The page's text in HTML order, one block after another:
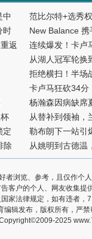
中
时
返
定
除
范比尔特+选秀
New Balance
连续爆发！卡卢
从湖人冠军轮换
拒绝横扫！半场
卡卢马狂砍34分
杨瀚森因病缺席
从替补到领袖，
勒布朗下一站引
从姚明到古德温
者浏览、参考，且仅作个
客户的个人、网友收集
家法律规定，如有违者
编辑发布，版权所有，严
2025